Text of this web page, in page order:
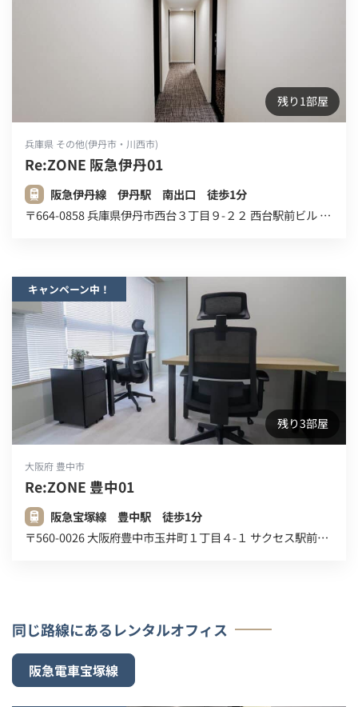
残り1部屋
兵庫県 その他(伊丹市・川西市)
Re:ZONE 阪急伊丹01
阪急伊丹線 伊丹駅 南出口 徒歩1分
〒664-0858 兵庫県伊丹市西台３丁目９-２２ 西台駅前ビル ２０８号室 ２Ｆ
キャンペーン中！
残り3部屋
大阪府 豊中市
Re:ZONE 豊中01
阪急宝塚線 豊中駅 徒歩1分
〒560-0026 大阪府豊中市玉井町１丁目４-１ サクセス駅前ビル ２Ｆ ３Ｆ
同じ路線にあるレンタルオフィス
阪急電車宝塚線